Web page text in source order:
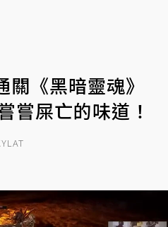
《黑暗靈魂》
嘗屎亡的味道！